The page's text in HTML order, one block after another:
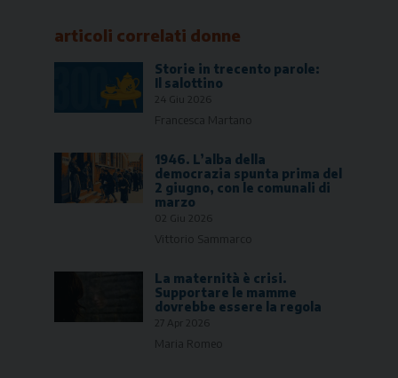
articoli correlati donne
Storie in trecento parole:
Il salottino
24 Giu 2026
Francesca Martano
1946. L’alba della
democrazia spunta prima del
2 giugno, con le comunali di
marzo
02 Giu 2026
Vittorio Sammarco
La maternità è crisi.
Supportare le mamme
dovrebbe essere la regola
27 Apr 2026
Maria Romeo